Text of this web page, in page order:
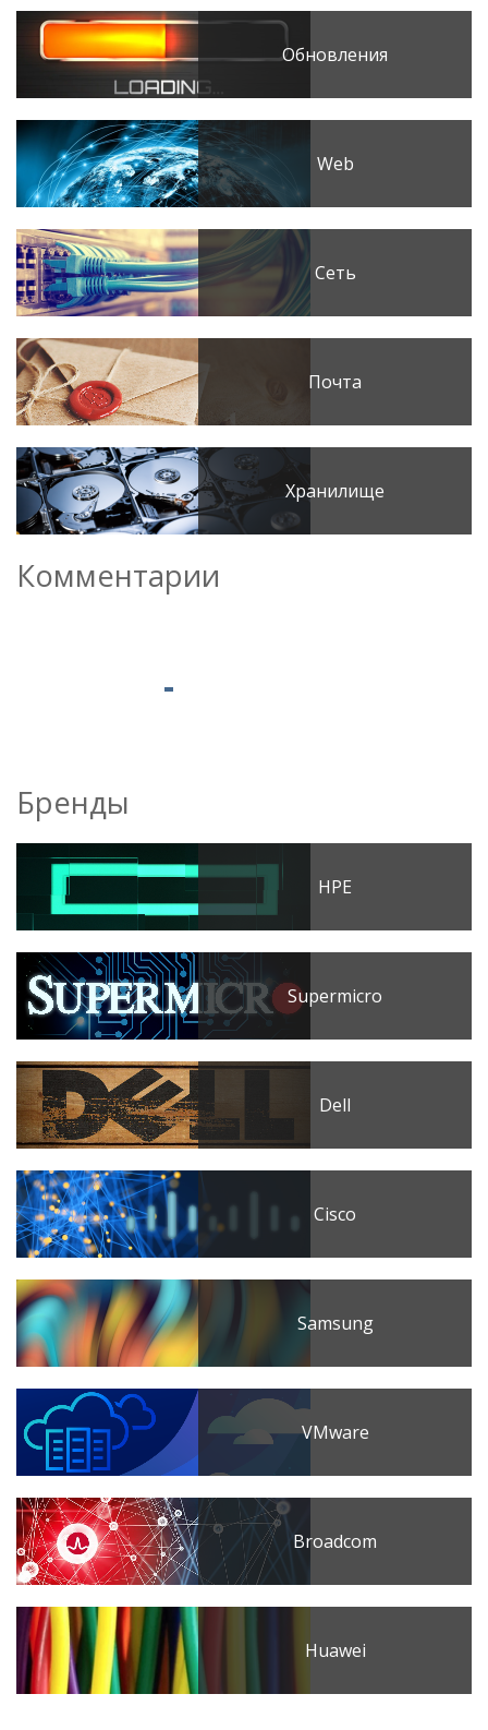
Обновления
Web
Сеть
Почта
Хранилище
Комментарии
Бренды
HPE
Supermicro
Dell
Cisco
Samsung
VMware
Broadcom
Huawei